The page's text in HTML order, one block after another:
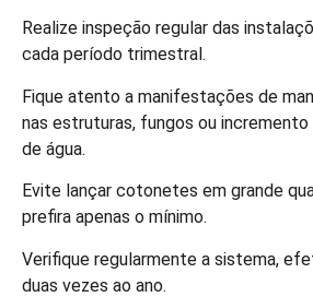
Realize inspeção regular das
cada período trimestral.
Fique atento a manifestações de
nas estruturas, fungos ou
de água.
Evite lançar cotonetes em grande
prefira apenas o mínimo.
Verifique regularmente a sistema,
duas vezes ao ano.